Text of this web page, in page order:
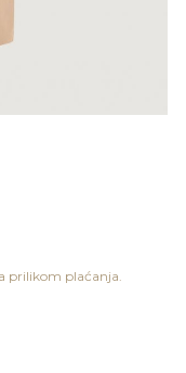
prilikom plaćanja.